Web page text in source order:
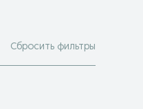
Сбросить фильтры